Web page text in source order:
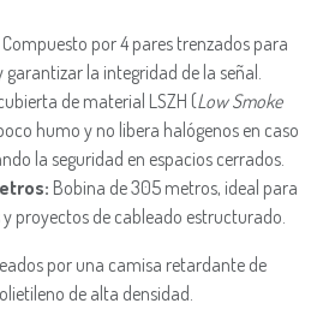
Compuesto por 4 pares trenzados para
la integridad de la señal.
de material LSZH (Low Smoke
humo y no libera halógenos en caso
la seguridad en espacios cerrados.
Bobina de 305 metros, ideal para
proyectos de cableado estructurado.
por una camisa retardante de
de alta densidad.